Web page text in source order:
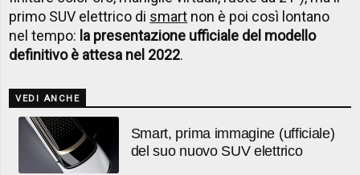
primo SUV elettrico di smart non è poi così lontano
nel tempo: la presentazione ufficiale del modello
definitivo è attesa nel 2022.
VEDI ANCHE
Smart, prima immagine (ufficiale)
del suo nuovo SUV elettrico